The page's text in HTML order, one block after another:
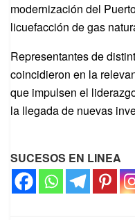
modernización del
licuefacción de gas
Representantes de
coincidieron en la
que impulsen el
la llegada de nuevas
SUCESOS EN LINEA